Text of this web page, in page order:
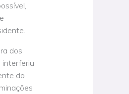
dos
interferiu
do